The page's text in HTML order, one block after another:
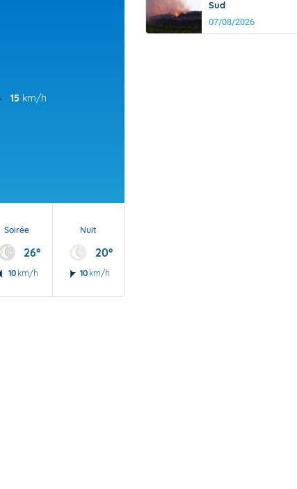
15 km/h
Soirée
26°
10 km/h
Nuit
20°
10 km/h
Sud
07/08/2026